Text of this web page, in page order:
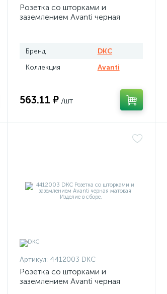
Розетка со шторками и
заземлением Avanti черная
Бренд
DKC
Коллекция
Avanti
563.11 ₽ /шт
Артикул: 4412003 DKC
Розетка со шторками и
заземлением Avanti черная